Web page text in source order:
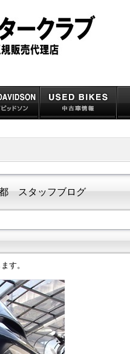
スタッフブログ
す。